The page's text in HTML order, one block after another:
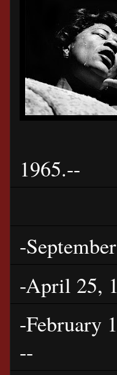
1965.--
-
-April 25,
-February
--